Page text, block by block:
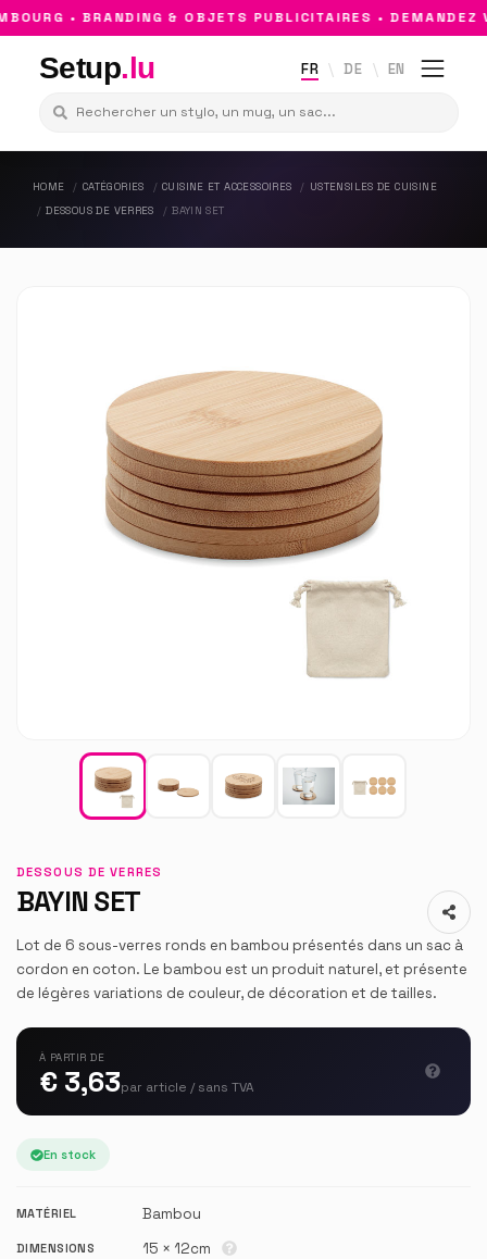
• BRANDING & OBJETS PUBLICITAIRES • DEMANDEZ
Setup.lu FR DE EN
HOME CATÉGORIES CUISINE ET ACCESSOIRES
USTENSILES DE CUISINE
DESSOUS DE VERRES
BAYIN SET
DESSOUS DE VERRES
BAYIN SET
Lot de 6 sous-verres ronds en bambou présentés dans un sac à
cordon en coton. Le bambou est un produit naturel, et présente
de légères variations de couleur, de décoration et de tailles.
À PARTIR DE
€ 3,63par article / sans TVA
En stock
MATÉRIEL Bambou
DIMENSIONS 15 × 12cm